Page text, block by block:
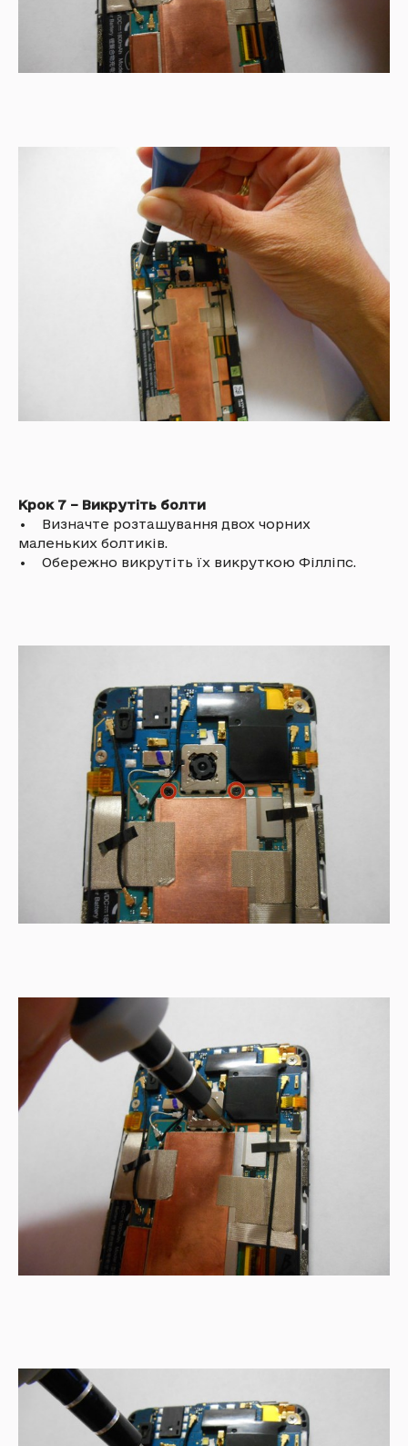
Крок 7 – Викрутіть болти
• Визначте розташування двох чорних
маленьких болтиків.
• Обережно викрутіть їх викруткою Філліпс.